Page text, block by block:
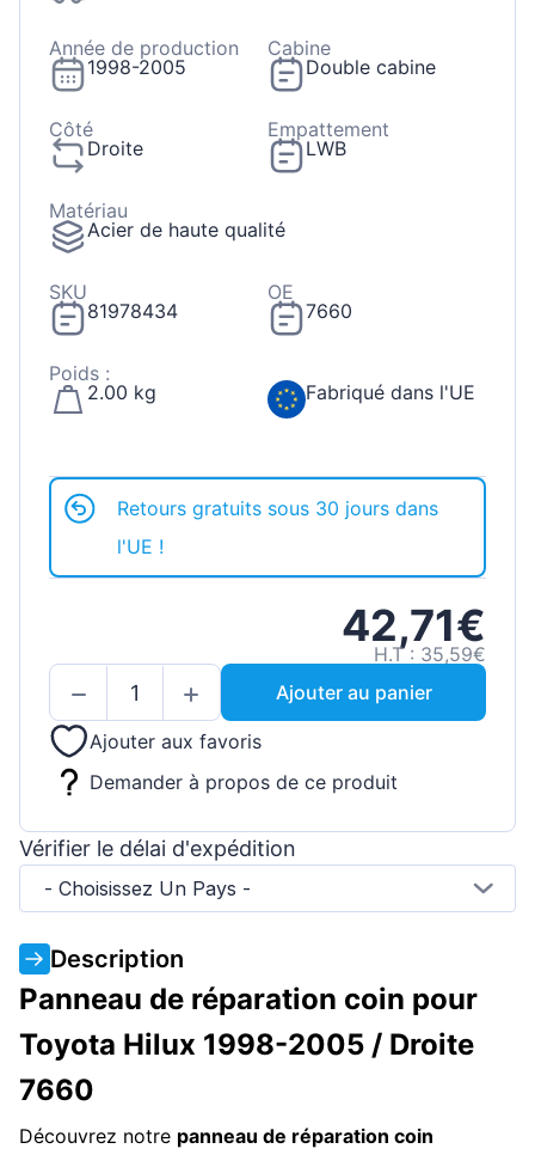
Année de production
1998-2005
Cabine
Double cabine
Côté
Droite
Empattement
LWB
Matériau
Acier de haute qualité
SKU
81978434
OE
7660
Poids :
2.00 kg
Fabriqué dans l'UE
Retours gratuits sous 30 jours dans
l'UE !
42,71€
H.T : 35,59€
Ajouter au panier
Ajouter aux favoris
Demander à propos de ce produit
Vérifier le délai d'expédition
- Choisissez Un Pays -
Description
Panneau de réparation coin pour
Toyota Hilux 1998-2005 / Droite
7660
Découvrez notre panneau de réparation coin